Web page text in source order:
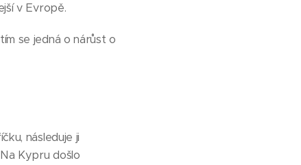
v Evropě.
se jedná o nárůst o
následuje ji
Kypru došlo